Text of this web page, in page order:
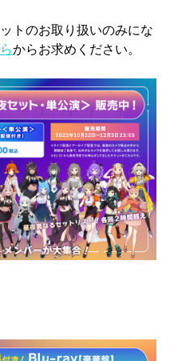
トのお取り扱いのみにな
からお求めください。